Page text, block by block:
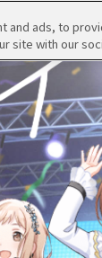
and ads, to
site with our